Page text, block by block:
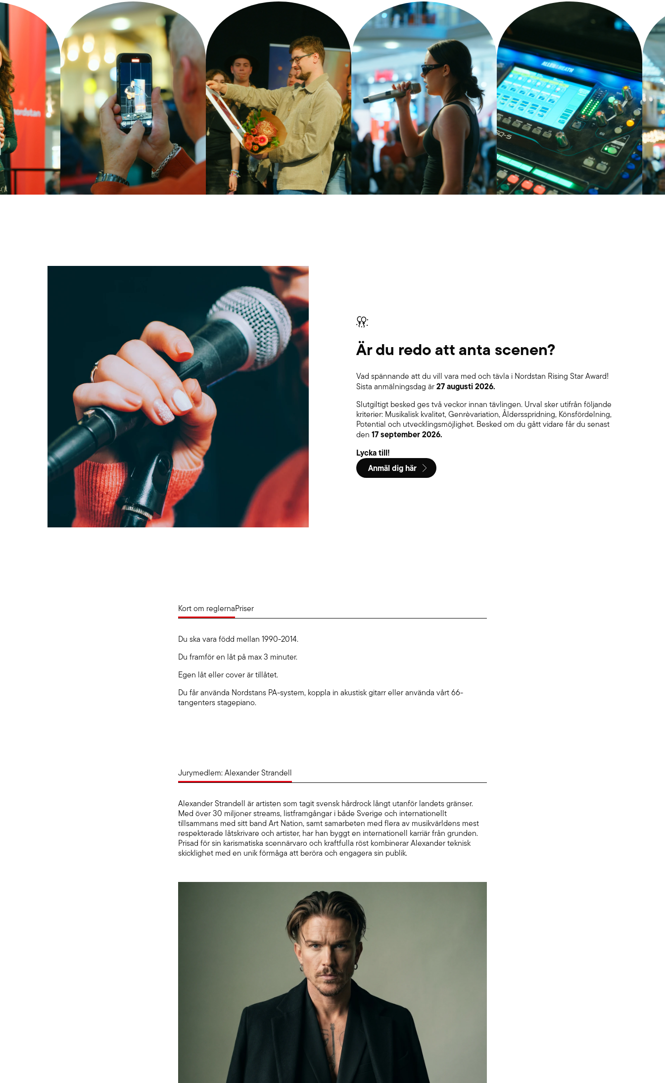
Är du redo att anta scenen?
Vad spännande att du vill vara med och tävla i Nordstan Rising Star Award!
Sista anmälningsdag är27 augusti 2026.
Slutgiltigt besked ges två veckor innan tävlingen. Urval sker utifrån följande
kriterier: Musikalisk kvalitet, Genrèvariation, Åldersspridning, Könsfördelning,
Potential och utvecklingsmöjlighet. Besked om du gått vidare får du senast
den 17 september 2026.
Lycka till!
Anmäl dig här
Kort om reglernaPriser
Du ska vara född mellan 1990-2014.
Du framför en låt på max 3 minuter.
Egen låt eller cover är tillåtet.
Du får använda Nordstans PA-system, koppla in akustisk gitarr eller använda vårt 66-
tangenters stagepiano.
Jurymedlem: Alexander Strandell
Alexander Strandell är artisten som tagit svensk hårdrock långt utanför landets gränser.
Med över 30 miljoner streams, listframgångar i både Sverige och internationellt
tillsammans med sitt band Art Nation, samt samarbeten med flera av musikvärldens mest
respekterade låtskrivare och artister, har han byggt en internationell karriär från grunden.
Prisad för sin karismatiska scennärvaro och kraftfulla röst kombinerar Alexander teknisk
skicklighet med en unik förmåga att beröra och engagera sin publik.